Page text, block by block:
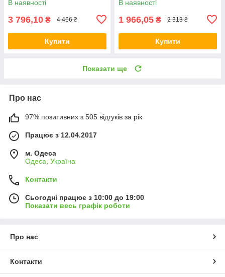
В наявності
3 796,10 ₴ 4 466 ₴
Купити
В наявності
1 966,05 ₴ 2 313 ₴
Купити
Показати ще
Про нас
97% позитивних з 505 відгуків за рік
Працює з 12.04.2017
м. Одеса
Одеса, Україна
Контакти
Сьогодні працює з 10:00 до 19:00
Показати весь графік роботи
Про нас
Контакти